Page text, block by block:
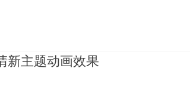
新主题动画效果